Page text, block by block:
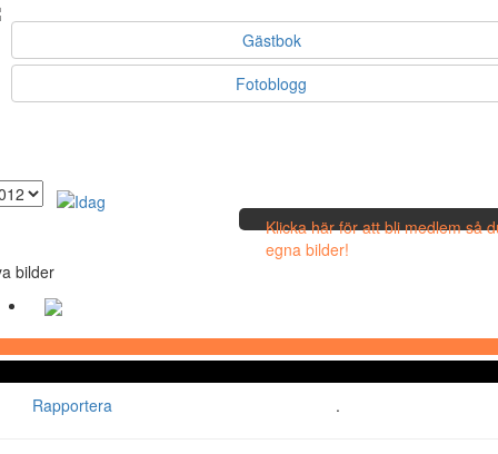
Gästbok
Fotoblogg
Klicka här för att bli medlem så
egna bilder!
bilder
Rapportera .